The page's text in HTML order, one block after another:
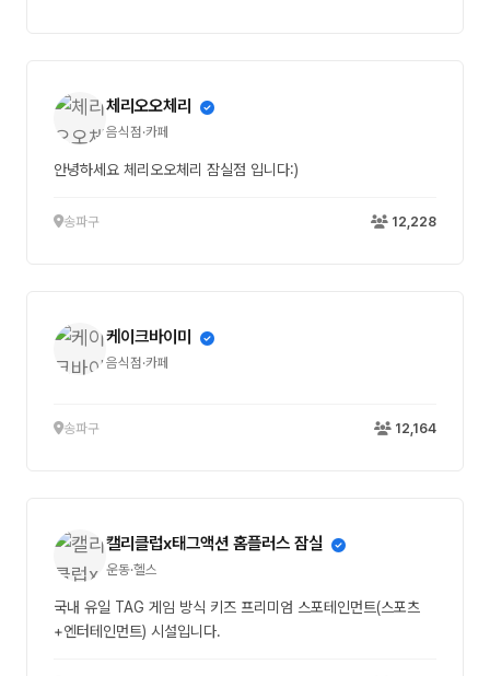
체리오오체리
음식점·카페
안녕하세요 체리오오체리 잠실점 입니다:)
송파구 12,228
케이크바이미
음식점·카페
송파구 12,164
캘리클럽x태그액션 홈플러스 잠실
운동·헬스
국내 유일 TAG 게임 방식 키즈 프리미엄 스포테인먼트(스포츠
+엔터테인먼트) 시설입니다.